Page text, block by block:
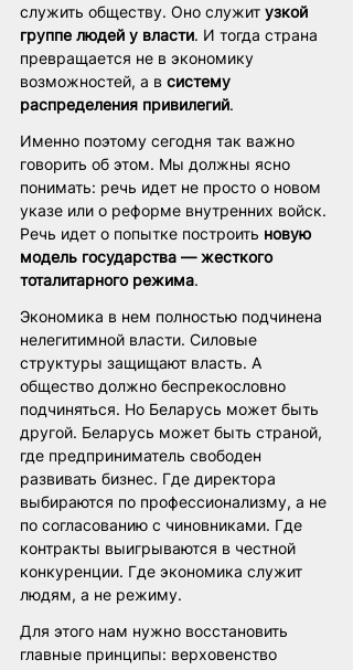
служить обществу. Оно служит узкой
группе людей у власти. И тогда страна
превращается не в экономику
возможностей, а в систему
распределения привилегий.
Именно поэтому сегодня так важно
говорить об этом. Мы должны ясно
понимать: речь идет не просто о новом
указе или о реформе внутренних войск.
Речь идет о попытке построить новую
модель государства — жесткого
тоталитарного режима.
Экономика в нем полностью подчинена
нелегитимной власти. Силовые
структуры защищают власть. А
общество должно беспрекословно
подчиняться. Но Беларусь может быть
другой. Беларусь может быть страной,
где предприниматель свободен
развивать бизнес. Где директора
выбираются по профессионализму, а не
по согласованию с чиновниками. Где
контракты выигрываются в честной
конкуренции. Где экономика служит
людям, а не режиму.
Для этого нам нужно восстановить
главные принципы: верховенство